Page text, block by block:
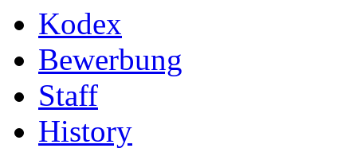
Kodex
Bewerbung
Staff
History